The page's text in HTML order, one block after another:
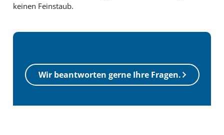
keinen Feinstaub.
Wir beantworten gerne Ihre Fragen.